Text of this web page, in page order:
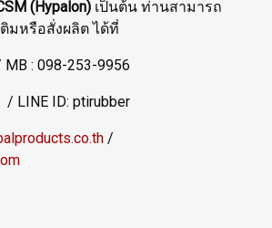
(Hypalon) เป็นต้น ท่านสามารถ
มหรือสั่งผลิต ได้ที่
: 098-253-9956
/ LINE ID: ptirubber
/